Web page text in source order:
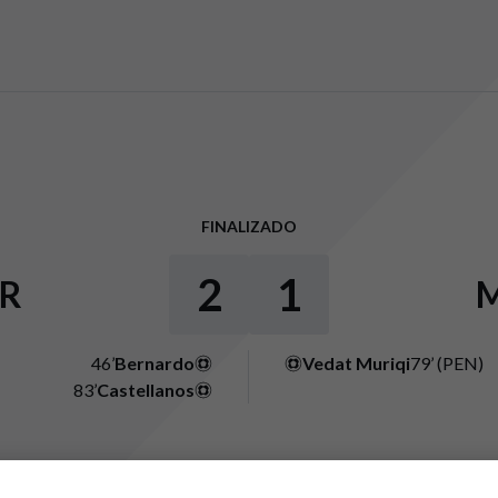
FINALIZADO
2 1
46’Bernardo
83’Castellanos
79’ (PEN)
Vedat Muriqi